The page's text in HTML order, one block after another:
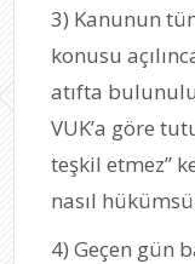
3) Kanunun
konusu
atıfta
VUK’a göre
teşkil etmez”
nasıl
4) Geçen gün